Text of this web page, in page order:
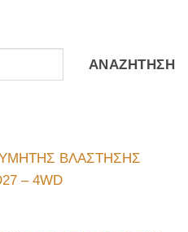
ΑΝΑΖΉΤΗΣΗ
ΒΛΑΣΤΗΣΗΣ
– 4WD